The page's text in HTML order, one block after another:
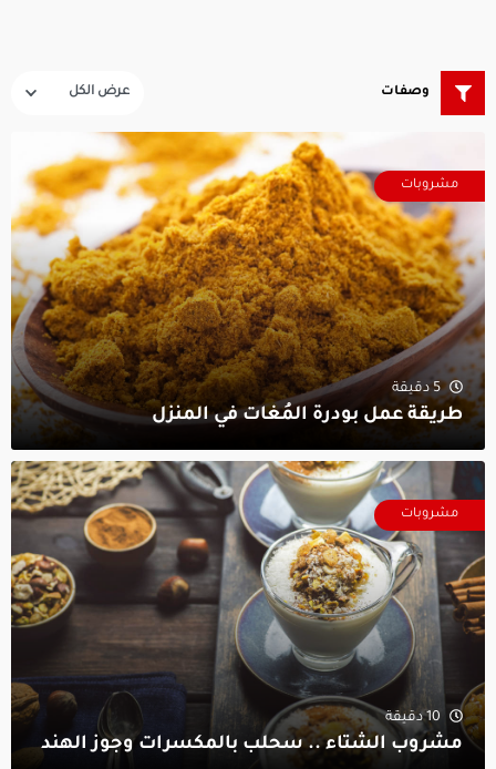
وصفات
مشروبات
5 دقيقة
طريقة عمل بودرة المُغات في المنزل
مشروبات
10 دقيقة
مشروب الشتاء .. سحلب بالمكسرات وجوز الهند